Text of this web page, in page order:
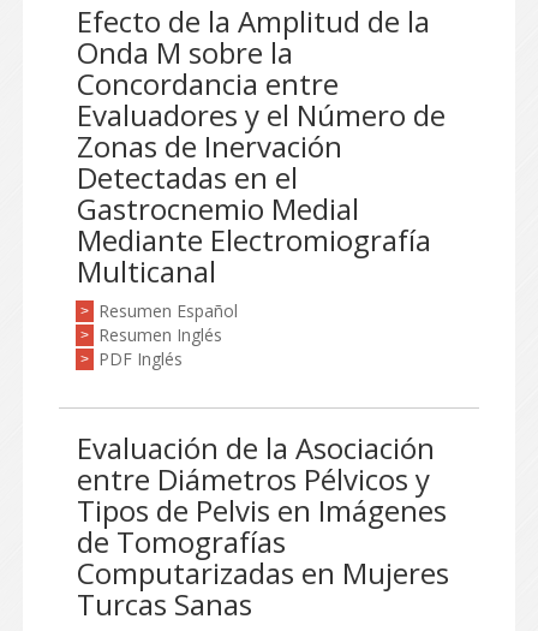
Efecto de la Amplitud de la
Onda M sobre la
Concordancia entre
Evaluadores y el Número de
Zonas de Inervación
Detectadas en el
Gastrocnemio Medial
Mediante Electromiografía
Multicanal
> Resumen Español
> Resumen Inglés
> PDF Inglés
Evaluación de la Asociación
entre Diámetros Pélvicos y
Tipos de Pelvis en Imágenes
de Tomografías
Computarizadas en Mujeres
Turcas Sanas